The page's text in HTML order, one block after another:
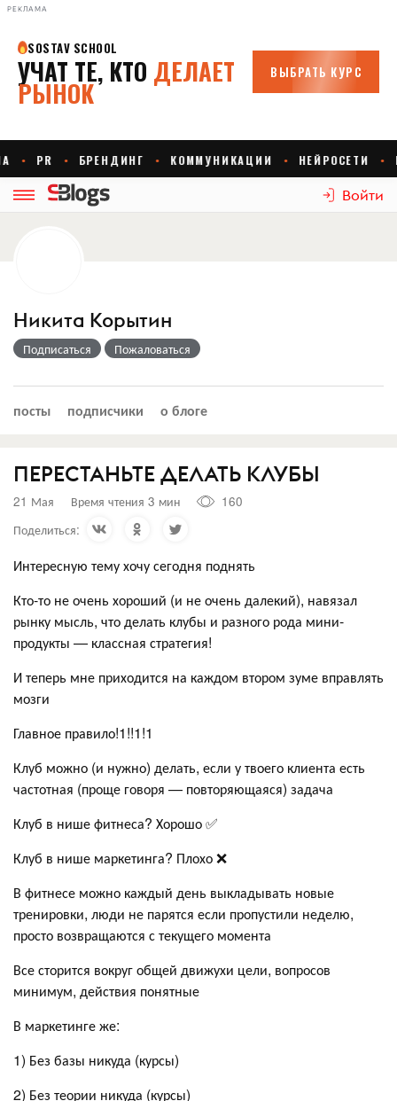
РЕКЛАМА
Войти
Никита Корытин
Подписаться Пожаловаться
посты подписчики о блоге
ПЕРЕСТАНЬТЕ ДЕЛАТЬ КЛУБЫ
21 Мая Время чтения 3 мин
160
Поделиться:
Интересную тему хочу сегодня поднять
Кто-то не очень хороший (и не очень далекий), навязал
рынку мысль, что делать клубы и разного рода мини-
продукты — классная стратегия!
И теперь мне приходится на каждом втором зуме вправлять
мозги
Главное правило!1!!1!1
Клуб можно (и нужно) делать, если у твоего клиента есть
частотная (проще говоря — повторяющаяся) задача
Клуб в нише фитнеса? Хорошо ✅
Клуб в нише маркетинга? Плохо ❌
В фитнесе можно каждый день выкладывать новые
тренировки, люди не парятся если пропустили неделю,
просто возвращаются с текущего момента
Все сторится вокруг общей движухи цели, вопросов
минимум, действия понятные
В маркетинге же:
1) Без базы никуда (курсы)
2) Без теории никуда (курсы)